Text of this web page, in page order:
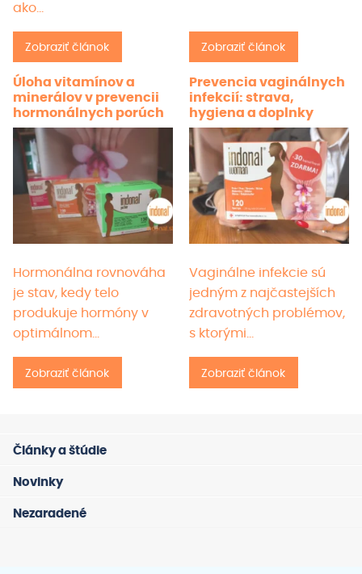
ako…
Zobraziť článok Zobraziť článok
Úloha vitamínov a
minerálov v prevencii
hormonálnych porúch
Hormonálna rovnováha
je stav, kedy telo
produkuje hormóny v
optimálnom…
Zobraziť článok
Prevencia vaginálnych
infekcií: strava,
hygiena a doplnky
Vaginálne infekcie sú
jedným z najčastejších
zdravotných problémov,
s ktorými…
Zobraziť článok
Články a štúdie
Novinky
Nezaradené